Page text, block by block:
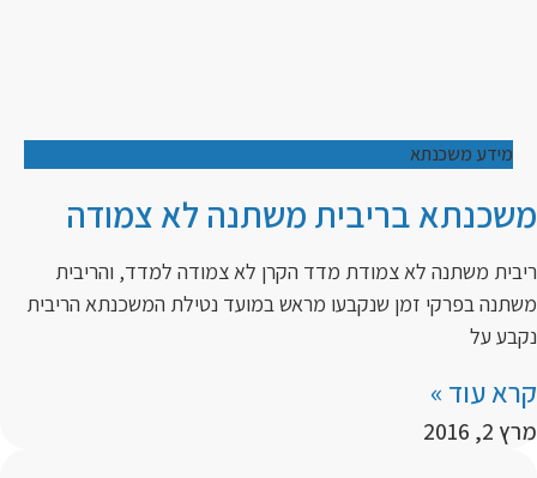
מידע משכנתא
משכנתא בריבית משתנה לא צמודה
ריבית משתנה לא צמודת מדד הקרן לא צמודה למדד, והריבית
משתנה בפרקי זמן שנקבעו מראש במועד נטילת המשכנתא הריבית
נקבע על
קרא עוד »
מרץ 2, 2016